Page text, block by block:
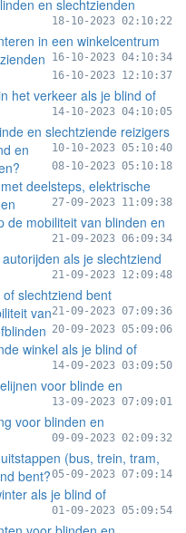
en slechtzienden
18-10-2023 02:10:22
in een winkelcentrum
16-10-2023 04:10:34
16-10-2023 12:10:37
het verkeer als je blind of
14-10-2023 04:10:05
en slechtziende reizigers
10-10-2023 05:10:40
en
08-10-2023 05:10:18
deelsteps, elektrische
27-09-2023 11:09:38
de mobiliteit van blinden en
21-09-2023 06:09:34
als je slechtziend
21-09-2023 12:09:48
slechtziend bent
21-09-2023 07:09:36
van
20-09-2023 05:09:06
winkel als je blind of
14-09-2023 03:09:50
voor blinde en
13-09-2023 07:09:01
voor blinden en
09-09-2023 02:09:32
(bus, trein, tram,
bent?05-09-2023 07:09:14
als je blind of
01-09-2023 05:09:54